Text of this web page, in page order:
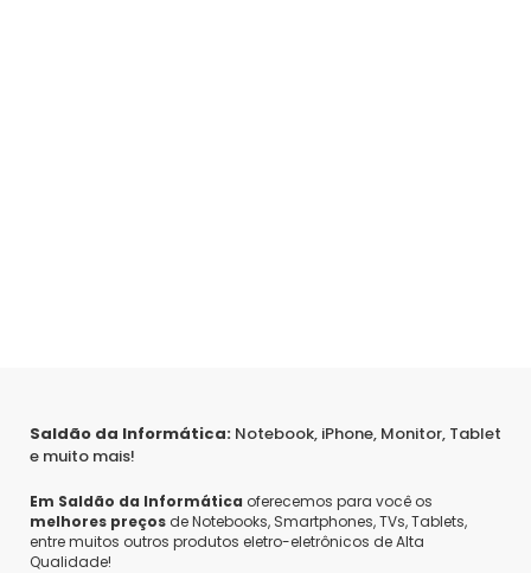
Saldão da Informática: Notebook, iPhone, Monitor, Tablet
e muito mais!
Em Saldão da Informática oferecemos para você os
melhores preços de Notebooks, Smartphones, TVs, Tablets,
entre muitos outros produtos eletro-eletrônicos de Alta
Qualidade!